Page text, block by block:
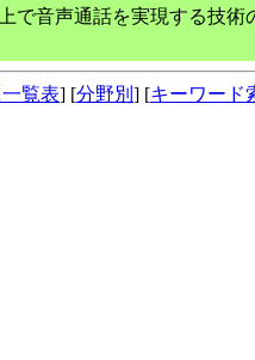
で音声通話を実現する技術
覧表] [分野別 ] [キーワード